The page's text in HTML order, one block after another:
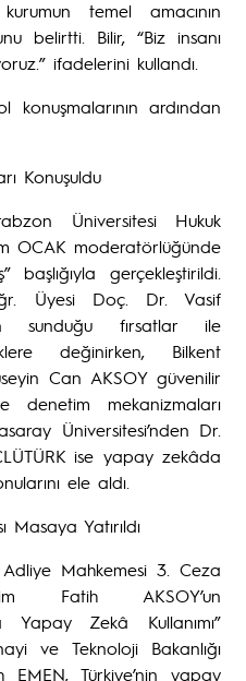
temel amacının
belirtti. Bilir, “Biz insanı
ifadelerini kullandı.
konuşmalarının ardından
Konuşuldu
Üniversitesi Hukuk
OCAK moderatörlüğünde
başlığıyla gerçekleştirildi.
Üyesi Doç. Dr. Vasif
sunduğu fırsatlar ile
değinirken, Bilkent
Can AKSOY güvenilir
mekanizmaları
Üniversitesi’nden Dr.
ise yapay zekâda
ele aldı.
Yatırıldı
Mahkemesi 3. Ceza
Fatih AKSOY’un
Yapay Zekâ Kullanımı”
ve Teknoloji Bakanlığı
Türkiye’nin yapay